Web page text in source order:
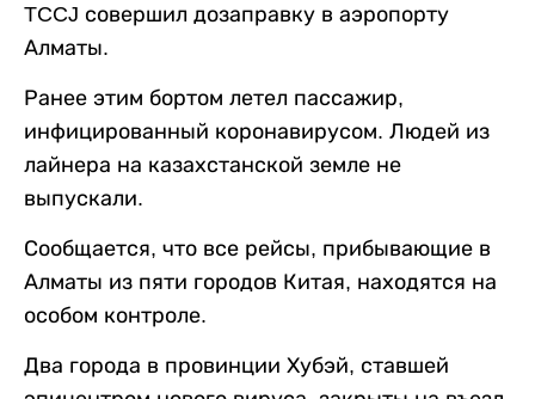
TCCJ совершил дозаправку в аэропорту
Алматы.
Ранее этим бортом летел пассажир,
инфицированный коронавирусом. Людей из
лайнера на казахстанской земле не
выпускали.
Сообщается, что все рейсы, прибывающие в
Алматы из пяти городов Китая, находятся на
особом контроле.
Два города в провинции Хубэй, ставшей